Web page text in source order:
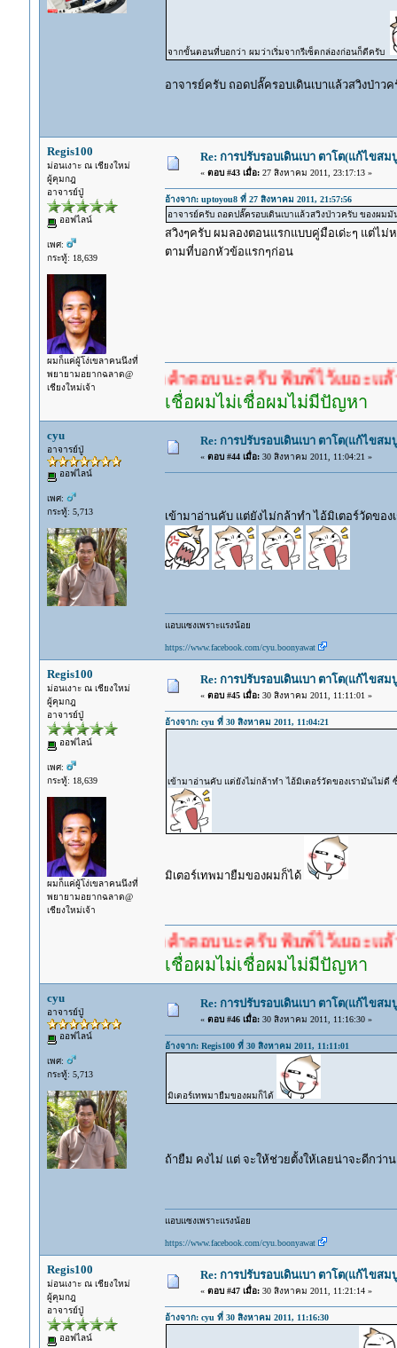
จากขั้นตอนที่บอกว่า ผมว่าเริ่มจากรีเซ็ตกล่องก่อนก็ดีครับ
อาจารย์ครับ ถอดปลั๊ครอบเดินเบาแล้วสวิงป่าว
Regis100
ม่อนเงาะ ณ เชียงใหม่
ผู้คุมกฎ
อาจารย์ปู่
ออฟไลน์
เพศ:
กระทู้: 18,639
ผมก็แค่ผู้โง่เขลาคนนึงที่
พยายามอยากฉลาด@
เชียงใหม่เจ้า
Re: การปรับรอบเดินเบา ตาโต(แก้ไขส
« ตอบ #43 เมื่อ:27 สิงหาคม 2011, 23:17:13 »
อ้างจาก: uptoyou8 ที่ 27 สิงหาคม 2011, 21:57:56
อาจารย์ครับ ถอดปลั๊ครอบเดินเบาแล้วสวิงป่าวครับ ของผมมั
สวิงๆครับ ผมลองตอนแรกแบบคู่มือเด่ะๆ แต่ไม่
ตามที่บอกหัวข้อแรกๆก่อน
ตอบก่อนรอคำตอบนะครับ พิมพ์ไว้เยอะแล้ว หาอ่าน
เชื่อผมไม่เชื่อผมไม่มีปัญหา
cyu
อาจารย์ปู่
ออฟไลน์
เพศ:
กระทู้: 5,713
Re: การปรับรอบเดินเบา ตาโต(แก้ไขส
« ตอบ #44 เมื่อ:30 สิงหาคม 2011, 11:04:21 »
เข้ามาอ่านคับ แต่ยังไม่กล้าทำ ไอ้มิเตอร์วัดขอ
แอบแซงเพราะแรงน้อย
https://www.facebook.com/cyu.boonyawat
Regis100
ม่อนเงาะ ณ เชียงใหม่
ผู้คุมกฎ
อาจารย์ปู่
ออฟไลน์
เพศ:
กระทู้: 18,639
ผมก็แค่ผู้โง่เขลาคนนึงที่
พยายามอยากฉลาด@
เชียงใหม่เจ้า
Re: การปรับรอบเดินเบา ตาโต(แก้ไขส
« ตอบ #45 เมื่อ:30 สิงหาคม 2011, 11:11:01 »
อ้างจาก: cyu ที่ 30 สิงหาคม 2011, 11:04:21
เข้ามาอ่านคับ แต่ยังไม่กล้าทำ ไอ้มิเตอร์วัดของเรามันไม่
มิเตอร์เทพมายืมของผมก็ได้
ตอบก่อนรอคำตอบนะครับ พิมพ์ไว้เยอะแล้ว หาอ่าน
เชื่อผมไม่เชื่อผมไม่มีปัญหา
cyu
อาจารย์ปู่
ออฟไลน์
เพศ:
กระทู้: 5,713
Re: การปรับรอบเดินเบา ตาโต(แก้ไขส
« ตอบ #46 เมื่อ:30 สิงหาคม 2011, 11:16:30 »
อ้างจาก: Regis100 ที่ 30 สิงหาคม 2011, 11:11:01
มิเตอร์เทพมายืมของผมก็ได้
ถ้ายืม คงไม่ แต่ จะให้ช่วยตั้งให้เลยน่าจะดีกว่า
แอบแซงเพราะแรงน้อย
https://www.facebook.com/cyu.boonyawat
Regis100
ม่อนเงาะ ณ เชียงใหม่
ผู้คุมกฎ
อาจารย์ปู่
ออฟไลน์
Re: การปรับรอบเดินเบา ตาโต(แก้ไขส
« ตอบ #47 เมื่อ:30 สิงหาคม 2011, 11:21:14 »
อ้างจาก: cyu ที่ 30 สิงหาคม 2011, 11:16:30